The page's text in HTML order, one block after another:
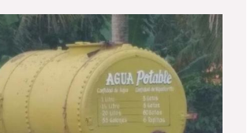
habitantes de la zona.